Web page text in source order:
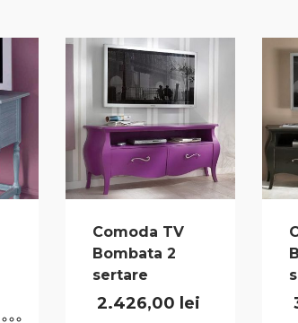
Comoda TV
Bombata 2
sertare
2.426,00 lei